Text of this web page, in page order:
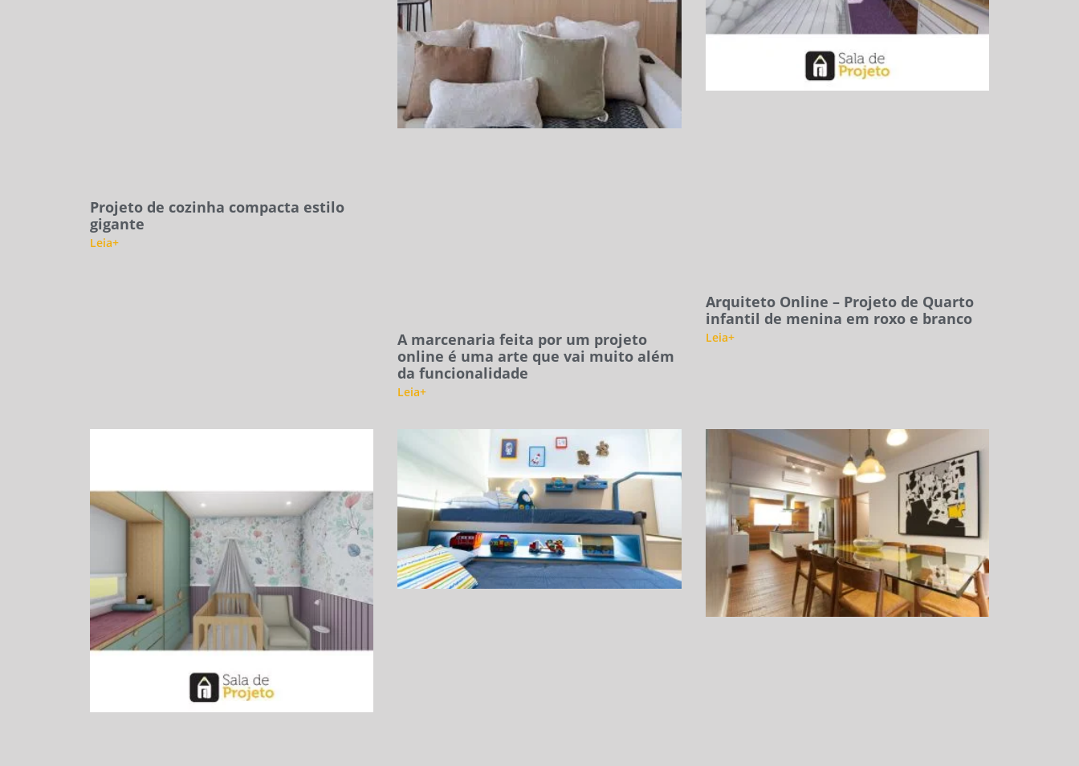
Projeto de cozinha compacta estilo
gigante
Leia+
A marcenaria feita por um projeto
online é uma arte que vai muito além
da funcionalidade
Leia+
Arquiteto Online – Projeto de Quarto
infantil de menina em roxo e branco
Leia+